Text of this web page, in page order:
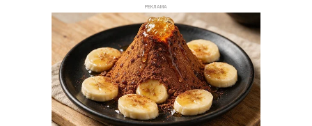
РЕКЛАМА